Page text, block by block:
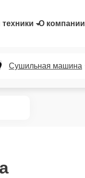
О компании
Сушильная машина